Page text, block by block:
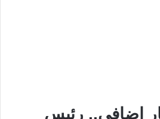
24 قطار إضافي.. رئيس